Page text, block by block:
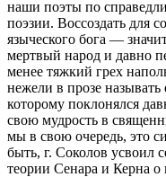
наши поэты по
поэзии. Воссоздать для
языческого бога —
мертвый народ и давно
менее тяжкий грех
нежели в прозе
которому поклонялся
свою мудрость в
мы в свою очередь, это
быть, г. Соколов усвоил
теории Сенара и Керна